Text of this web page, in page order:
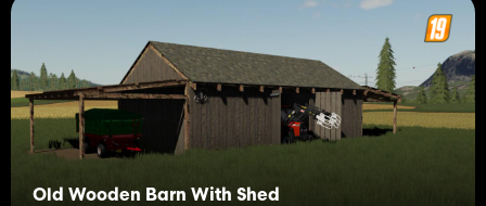
Old Wooden Barn With Shed